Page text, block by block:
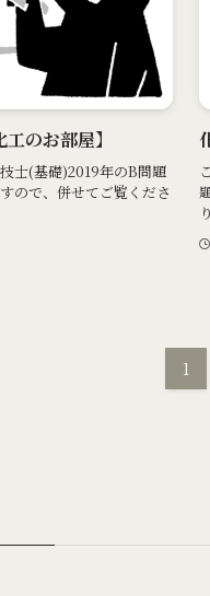
のお部屋】
士(基礎)2019年のB問題
ので、併せてご覧くださ
1